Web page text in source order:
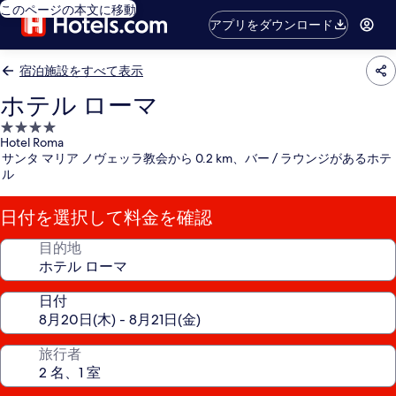
このページの本文に移動
アプリをダウンロード
宿泊施設をすべて表示
ホテル ローマ
4.0
つ
星
泊
施
設
Hotel Roma
サンタ マリア ノヴェッラ教会から 0.2 km、バー / ラウンジがあるホテ
ル
日付を選択して料金を確認
目的地
日付
旅行者